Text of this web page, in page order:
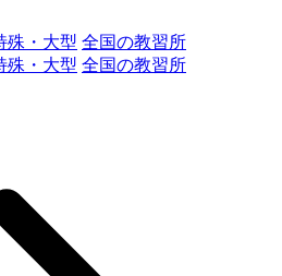
殊・大型 全国の教習所
殊・大型 全国の教習所